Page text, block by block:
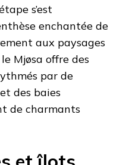
s’est
enchantée de
aux paysages
Mjøsa offre des
par de
des baies
de charmants